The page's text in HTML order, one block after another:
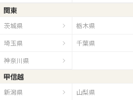
関東
茨城県 栃木県
埼玉県
千葉県
神奈川県
甲信越
新潟県 山梨県